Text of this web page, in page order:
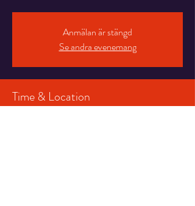
Anmälan är stängd
Se andra evenemang
Time & Location